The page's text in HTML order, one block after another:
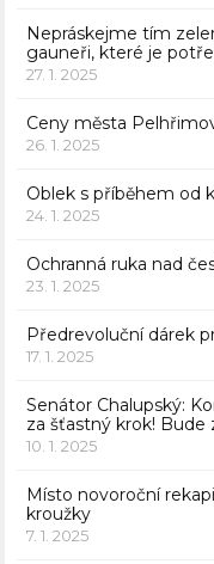
Nepráskejme tím
gauneři, které je
27. 1. 2025
Ceny města
26. 1. 2025
Oblek s příběhem od
24. 1. 2025
Ochranná ruka nad
23. 1. 2025
Předrevoluční dárek
17. 1. 2025
Senátor Chalupský:
za šťastný krok!
10. 1. 2025
Místo novoroční
kroužky
7. 1. 2025